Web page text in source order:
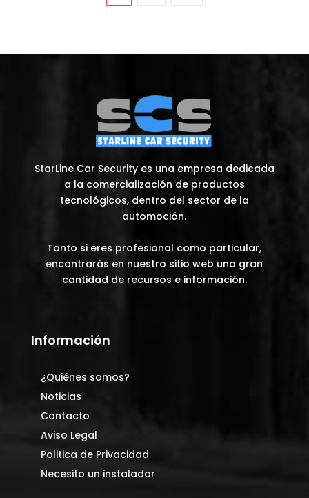
StarLine Car Security es una empresa dedicada
a la comercialización de productos
tecnológicos, dentro del sector de la
automoción.
Tanto si eres profesional como particular,
encontrarás en nuestro sitio web una gran
cantidad de recursos e información.
Información
¿Quiénes somos?
Noticias
Contacto
Aviso Legal
Politica de Privacidad
Necesito un instalador